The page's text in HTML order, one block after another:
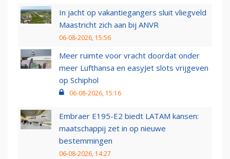
In jacht op vakantiegangers sluit vliegveld
Maastricht zich aan bij ANVR
06-08-2026, 15:56
Meer ruimte voor vracht doordat onder
meer Lufthansa en easyJet slots vrijgeven
op Schiphol
06-08-2026, 15:16
Embraer E195-E2 biedt LATAM kansen:
maatschappij zet in op nieuwe
bestemmingen
06-08-2026, 14:27